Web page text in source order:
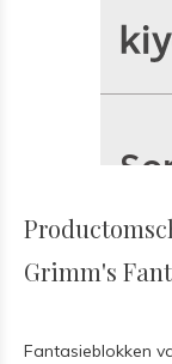
Grimm's
Fantasieblokken